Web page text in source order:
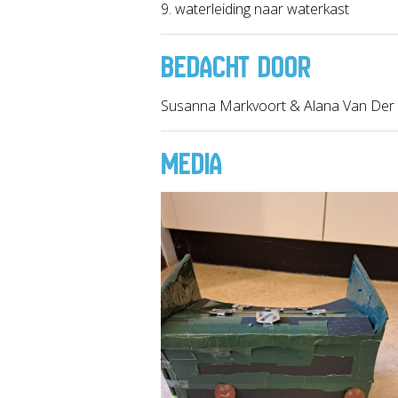
9. waterleiding naar waterkast
BEDACHT DOOR
Susanna Markvoort & Alana Van Der
MEDIA